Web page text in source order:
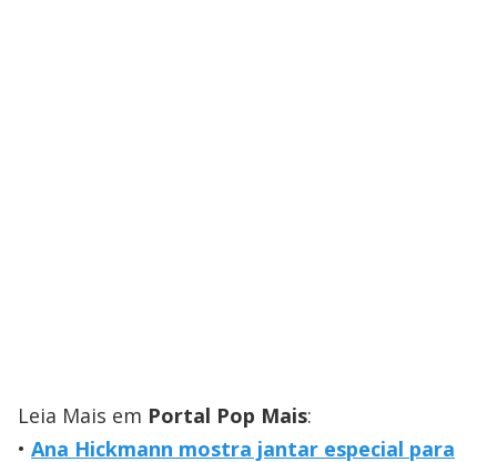
Leia Mais em Portal Pop Mais:
Ana Hickmann mostra jantar especial para